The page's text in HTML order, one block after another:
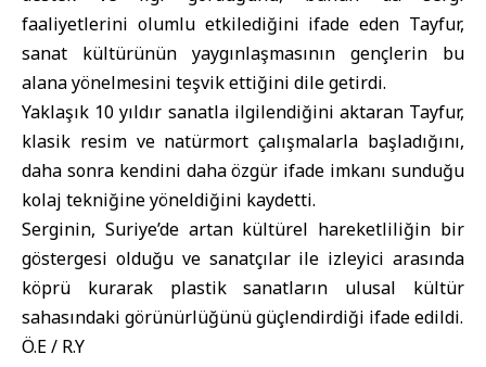
faaliyetlerini olumlu etkilediğini ifade eden Tayfur,
sanat kültürünün yaygınlaşmasının gençlerin bu
alana yönelmesini teşvik ettiğini dile getirdi.
Yaklaşık 10 yıldır sanatla ilgilendiğini aktaran Tayfur,
klasik resim ve natürmort çalışmalarla başladığını,
daha sonra kendini daha özgür ifade imkanı sunduğu
kolaj tekniğine yöneldiğini kaydetti.
Serginin, Suriye’de artan kültürel hareketliliğin bir
göstergesi olduğu ve sanatçılar ile izleyici arasında
köprü kurarak plastik sanatların ulusal kültür
sahasındaki görünürlüğünü güçlendirdiği ifade edildi.
Ö.E / R.Y